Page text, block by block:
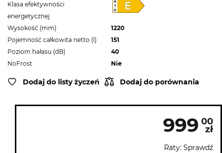
Klasa efektywności
energetycznej
Wysokość (mm)
1220
Pojemność całkowita netto (l)
151
Poziom hałasu (dB)
40
NoFrost
Nie
Dodaj do listy życzeń Dodaj do porównania
999 00
zł
Raty: Sprawdź